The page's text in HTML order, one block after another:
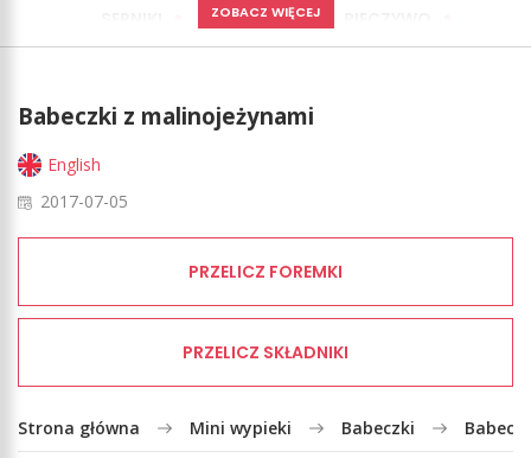
MINI WYPIEKI
LŻEJSZE / ZDROWSZE
ZOBACZ WIĘCEJ
Babeczki z malinojeżynami
English
2017-07-05
PRZELICZ FOREMKI
PRZELICZ SKŁADNIKI
Strona główna Mini wypieki Babeczki